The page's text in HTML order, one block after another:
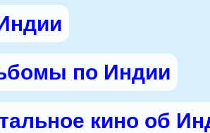
по Индии
кино об